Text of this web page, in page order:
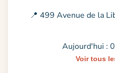
📍 499 Avenue de la
Aujourd'hui :
Voir tous